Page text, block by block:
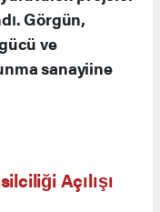
YÜTAM
Görgün ve
Rektörü
projeler